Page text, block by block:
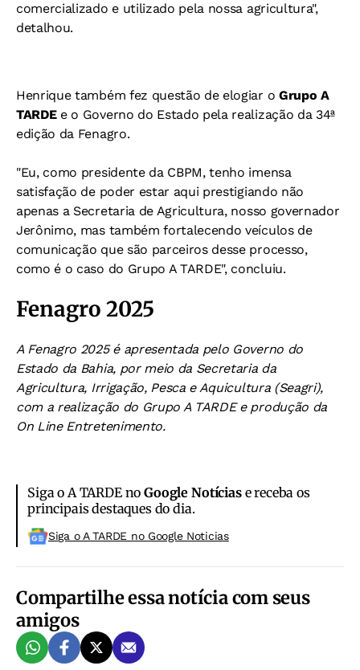
comercializado e utilizado pela nossa agricultura",
detalhou.
Henrique também fez questão de elogiar o Grupo A
TARDEe o Governo do Estado pela realização da 34ª
edição da Fenagro.
"Eu, como presidente da CBPM, tenho imensa
satisfação de poder estar aqui prestigiando não
apenas a Secretaria de Agricultura, nosso governador
Jerônimo, mas também fortalecendo veículos de
comunicação que são parceiros desse processo,
como é o caso do Grupo A TARDE", concluiu.
Fenagro 2025
A Fenagro 2025 é apresentada pelo Governo do
Estado da Bahia, por meio da Secretaria da
Agricultura, Irrigação, Pesca e Aquicultura (Seagri),
com a realização do Grupo A TARDE e produção da
On Line Entretenimento.
Siga o A TARDE noGoogle Notíciase receba os
principais destaques do dia.
Siga o A TARDE no Google Noticias
Compartilhe essa notícia com seus
amigos